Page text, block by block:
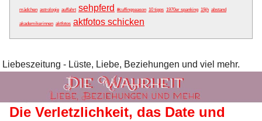
mädchen astrologie auffahrt sehpferd #cuffingseason 10 tipps 1970er spanking 19jh abstand
akademikerinnen aktfotos aktfotos schicken
Liebeszeitung - Lüste, Liebe, Beziehungen und viel mehr.
Die Verletzlichkeit, das Date und